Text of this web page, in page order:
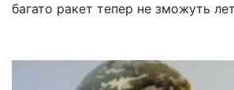
багато ракет тепер не зможуть